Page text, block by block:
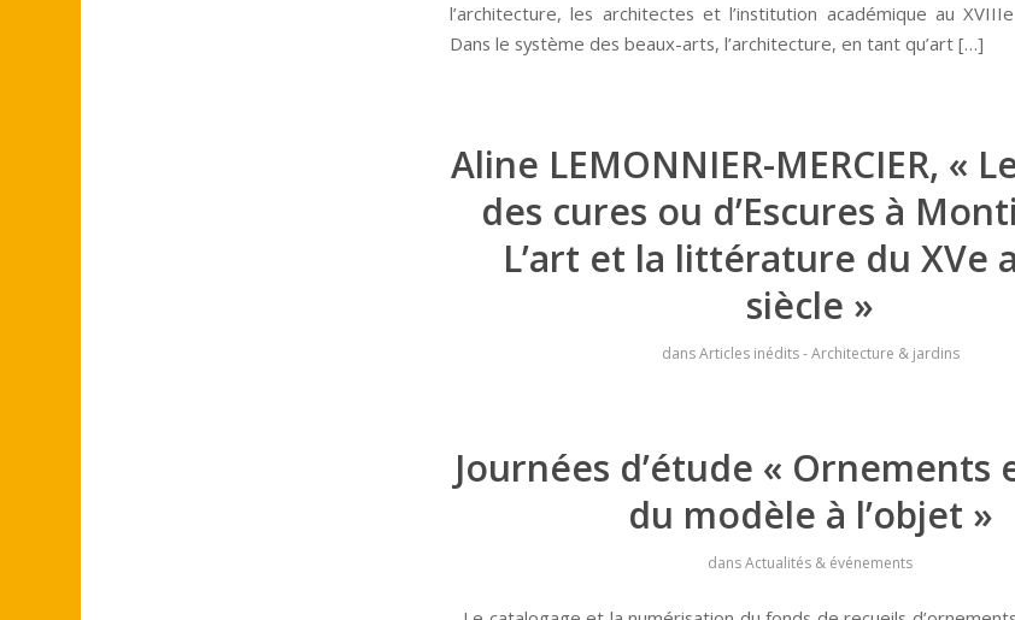
l’architecture, les architectes et l’institution académique au
Dans le système des beaux-arts, l’architecture, en tant qu’art […]
Aline LEMONNIER-MERCIER, «
des cures ou d’Escures à
L’art et la littérature du XVe
siècle »
dansArticles inédits - Architecture & jardins
Journées d’étude « Ornements
du modèle à l’objet »
dansActualités & événements